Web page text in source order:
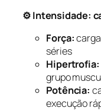
⚙️ Intensidade:
Força:
séries
Hipertrofia:
grupo
Potência:
execução